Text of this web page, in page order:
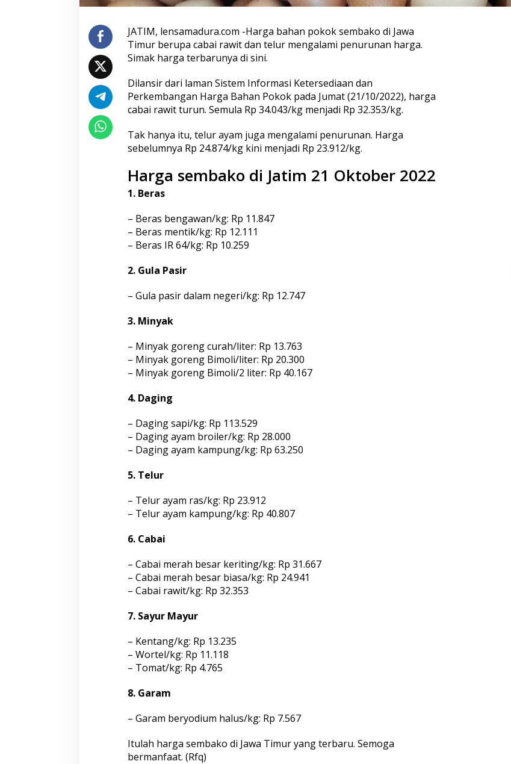
n
a
JATIM, lensamadura.com -Harga bahan pokok sembako di Jawa
Timur berupa cabai rawit dan telur mengalami penurunan harga.
Simak harga terbarunya di sini.
Dilansir dari laman Sistem Informasi Ketersediaan dan
Perkembangan Harga Bahan Pokok pada Jumat (21/10/2022), harga
cabai rawit turun. Semula Rp 34.043/kg menjadi Rp 32.353/kg.
Tak hanya itu, telur ayam juga mengalami penurunan. Harga
sebelumnya Rp 24.874/kg kini menjadi Rp 23.912/kg.
Harga sembako di Jatim 21 Oktober 2022
1. Beras
– Beras bengawan/kg: Rp 11.847
– Beras mentik/kg: Rp 12.111
– Beras IR 64/kg: Rp 10.259
2. Gula Pasir
– Gula pasir dalam negeri/kg: Rp 12.747
3. Minyak
– Minyak goreng curah/liter: Rp 13.763
– Minyak goreng Bimoli/liter: Rp 20.300
– Minyak goreng Bimoli/2 liter: Rp 40.167
4. Daging
– Daging sapi/kg: Rp 113.529
– Daging ayam broiler/kg: Rp 28.000
– Daging ayam kampung/kg: Rp 63.250
5. Telur
– Telur ayam ras/kg: Rp 23.912
– Telur ayam kampung/kg: Rp 40.807
6. Cabai
– Cabai merah besar keriting/kg: Rp 31.667
– Cabai merah besar biasa/kg: Rp 24.941
– Cabai rawit/kg: Rp 32.353
7. Sayur Mayur
– Kentang/kg: Rp 13.235
– Wortel/kg: Rp 11.118
– Tomat/kg: Rp 4.765
8. Garam
– Garam beryodium halus/kg: Rp 7.567
Itulah harga sembako di Jawa Timur yang terbaru. Semoga
bermanfaat. (Rfq)